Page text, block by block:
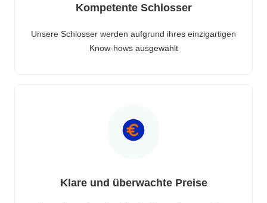
Kompetente Schlosser
Unsere Schlosser werden aufgrund ihres einzigartigen
Know-hows ausgewählt
Klare und überwachte Preise